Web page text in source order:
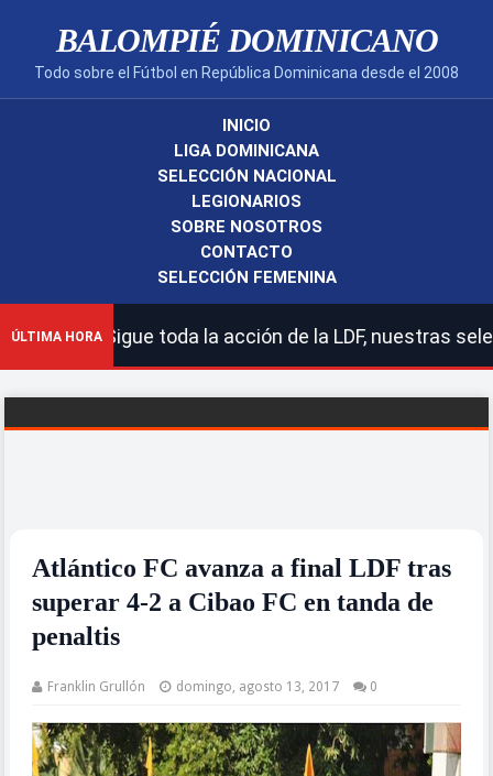
BALOMPIÉ DOMINICANO
Todo sobre el Fútbol en República Dominicana desde el 2008
INICIO
LIGA DOMINICANA
SELECCIÓN NACIONAL
LEGIONARIOS
SOBRE NOSOTROS
CONTACTO
SELECCIÓN FEMENINA
ÚLTIMA HORAtoda la acción de la LDF, nuestras selecciones
Atlántico FC avanza a final LDF tras
superar 4-2 a Cibao FC en tanda de
penaltis
Franklin Grullón domingo, agosto 13, 2017 0